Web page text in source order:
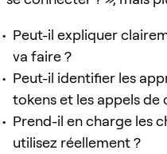
Peut-il expliquer
va faire ?
Peut-il identifier les
tokens et les appels de
Prend-il en charge les
utilisez réellement ?